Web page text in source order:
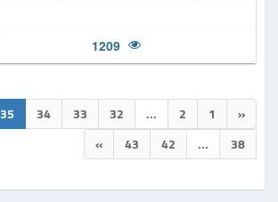
1209
«
1
2
...
32
33
34
35
38
...
42
43
»